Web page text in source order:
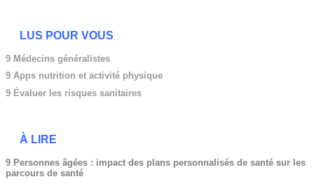
LUS POUR VOUS
9 Médecins généralistes
9 Apps nutrition et activité physique
9 Évaluer les risques sanitaires
À LIRE
9 Personnes âgées : impact des plans personnalisés de santé sur les
parcours de santé